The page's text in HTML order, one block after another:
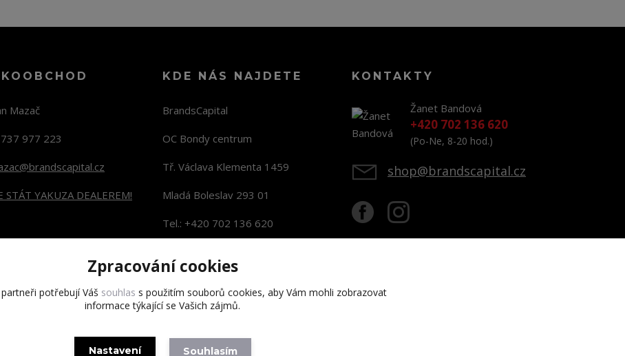
Mazač
977 223
STÁT YAKUZA DEALEREM!
KDE NÁS NAJDETE
BrandsCapital
OC Bondy centrum
Tř. Václava Klementa 1459
Mladá Boleslav 293 01
Tel.: +420 702 136 620
KONTAKTY
Žanet Bandová
+420 702 136 620
(Po-Ne, 8-20 hod.)
shop@brandscapital.cz
Copyright 2020 BrandsCapital s.r.o.
Zpracování cookies
potřebují Váš souhlas s použitím souborů cookies, aby Vám mohli zobrazovat
informace týkající se Vašich zájmů.
Nastavení Souhlasím